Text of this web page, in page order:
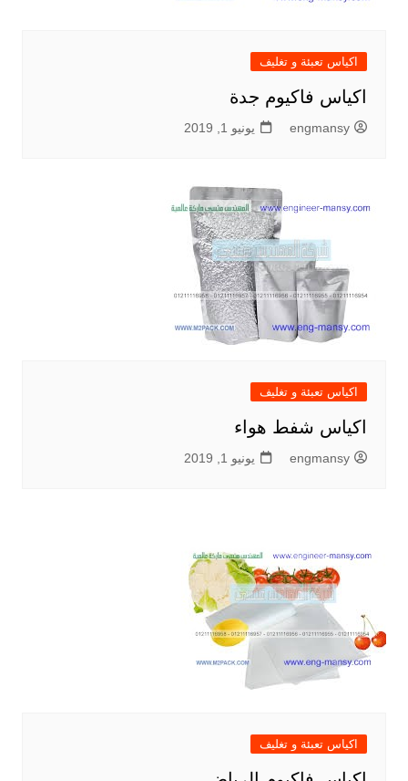
اكياس تعبئة و تغليف
اكياس فاكيوم جدة
engmansy يونيو 1, 2019
اكياس تعبئة و تغليف
اكياس شفط هواء
engmansy يونيو 1, 2019
اكياس تعبئة و تغليف